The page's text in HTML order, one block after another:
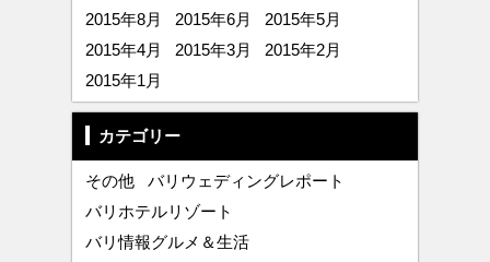
2015年8月
2015年6月
2015年5月
2015年4月
2015年3月
2015年2月
2015年1月
カテゴリー
その他
バリウェディングレポート
バリホテルリゾート
バリ情報グルメ＆生活